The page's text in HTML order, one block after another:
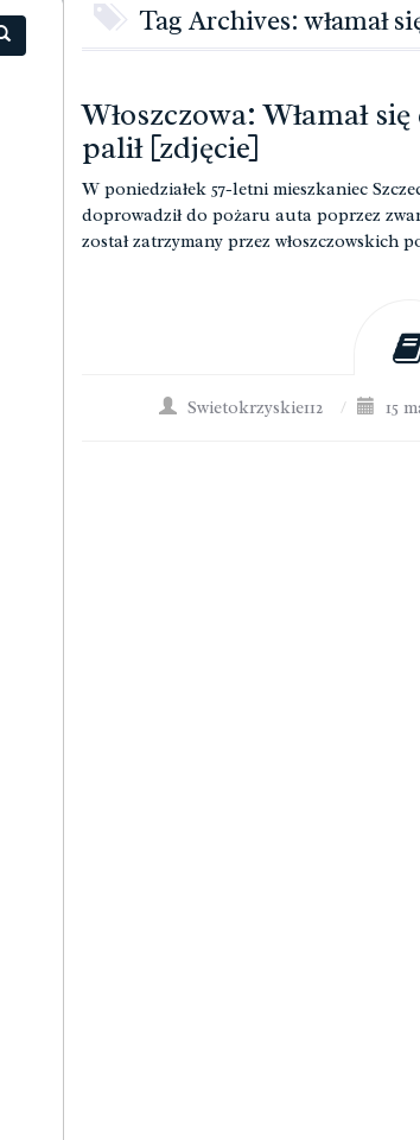
Tag Archives: włamał
Włoszczowa: Włamał
palił [zdjęcie]
W poniedziałek 57-letni mieszkaniec
doprowadził do pożaru auta poprzez
został zatrzymany przez włoszczowskich
Swietokrzyskie112 / 15